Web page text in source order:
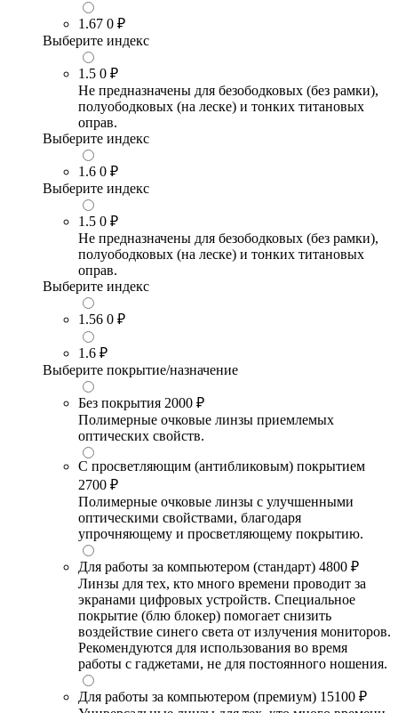
1.67 0 ₽
Выберите индекс
1.5 0 ₽
Не предназначены для безободковых (без рамки),
полуободковых (на леске) и тонких титановых
оправ.
Выберите индекс
1.6 0 ₽
Выберите индекс
1.5 0 ₽
Не предназначены для безободковых (без рамки),
полуободковых (на леске) и тонких титановых
оправ.
Выберите индекс
1.56 0 ₽
1.6 ₽
Выберите покрытие/назначение
Без покрытия 2000 ₽
Полимерные очковые линзы приемлемых
оптических свойств.
С просветляющим (антибликовым) покрытием
2700 ₽
Полимерные очковые линзы с улучшенными
оптическими свойствами, благодаря
упрочняющему и просветляющему покрытию.
Для работы за компьютером (стандарт) 4800 ₽
Линзы для тех, кто много времени проводит за
экранами цифровых устройств. Специальное
покрытие (блю блокер) помогает снизить
воздействие синего света от излучения мониторов.
Рекомендуются для использования во время
работы с гаджетами, не для постоянного ношения.
Для работы за компьютером (премиум) 15100 ₽